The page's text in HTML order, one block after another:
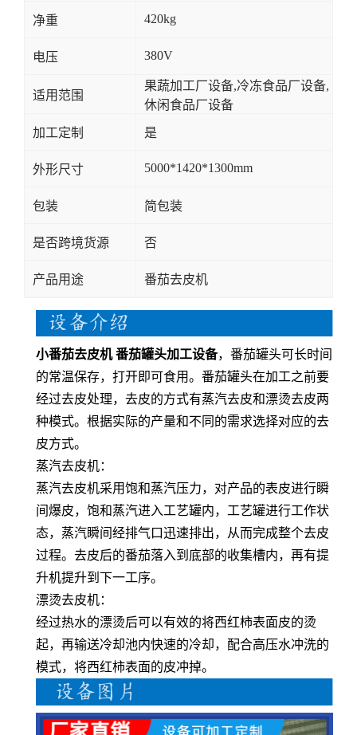
净重 420kg
电压 380V
适用范围
果蔬加工厂设备,冷冻食品厂设备,
休闲食品厂设备
加工定制 是
外形尺寸 5000*1420*1300mm
包装 简包装
是否跨境货源 否
产品用途 番茄去皮机
小番茄去皮机 番茄罐头加工设备，番茄罐头可长时间
的常温保存，打开即可食用。番茄罐头在加工之前要
经过去皮处理，去皮的方式有蒸汽去皮和漂烫去皮两
种模式。根据实际的产量和不同的需求选择对应的去
皮方式。
蒸汽去皮机：
蒸汽去皮机采用饱和蒸汽压力，对产品的表皮进行瞬
间爆皮，饱和蒸汽进入工艺罐内，工艺罐进行工作状
态，蒸汽瞬间经排气口迅速排出，从而完成整个去皮
过程。去皮后的番茄落入到底部的收集槽内，再有提
升机提升到下一工序。
漂烫去皮机：
经过热水的漂烫后可以有效的将西红柿表面皮的烫
起，再输送冷却池内快速的冷却，配合高压水冲洗的
模式，将西红柿表面的皮冲掉。